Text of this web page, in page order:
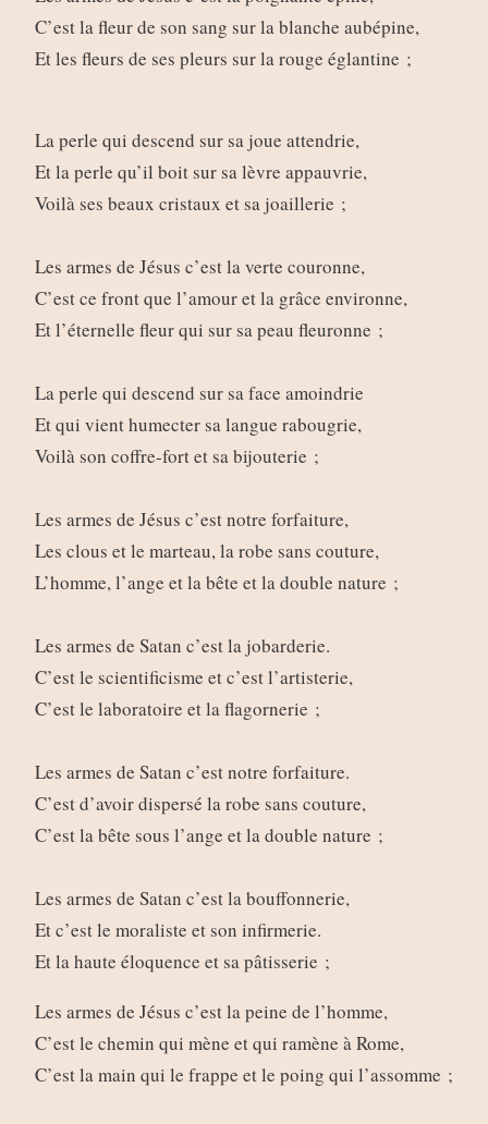
C’est la fleur de son sang sur la blanche aubépine,
Et les fleurs de ses pleurs sur la rouge églantine ;
La perle qui descend sur sa joue attendrie,
Et la perle qu’il boit sur sa lèvre appauvrie,
Voilà ses beaux cristaux et sa joaillerie ;
Les armes de Jésus c’est la verte couronne,
C’est ce front que l’amour et la grâce environne,
Et l’éternelle fleur qui sur sa peau fleuronne ;
La perle qui descend sur sa face amoindrie
Et qui vient humecter sa langue rabougrie,
Voilà son coffre-fort et sa bijouterie ;
Les armes de Jésus c’est notre forfaiture,
Les clous et le marteau, la robe sans couture,
L’homme, l’ange et la bête et la double nature ;
Les armes de Satan c’est la jobarderie.
C’est le scientificisme et c’est l’artisterie,
C’est le laboratoire et la flagornerie ;
Les armes de Satan c’est notre forfaiture.
C’est d’avoir dispersé la robe sans couture,
C’est la bête sous l’ange et la double nature ;
Les armes de Satan c’est la bouffonnerie,
Et c’est le moraliste et son infirmerie.
Et la haute éloquence et sa pâtisserie ;
Les armes de Jésus c’est la peine de l’homme,
C’est le chemin qui mène et qui ramène à Rome,
C’est la main qui le frappe et le poing qui l’assomme ;